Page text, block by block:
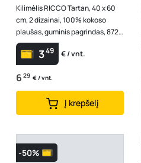
Kilimėlis RICCO Tartan, 40 x 60
cm, 2 dizainai, 100% kokoso
plaušas, guminis pagrindas, 872-
000
349 € / vnt.
6 29 € / vnt.
Į krepšelį
-50%